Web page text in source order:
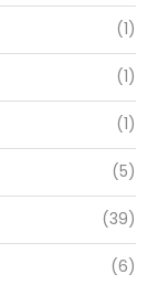
(1)
(1)
(1)
(5)
(39)
(6)